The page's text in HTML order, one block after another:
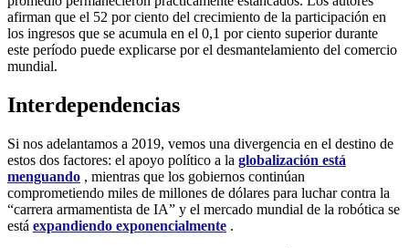
afirman que el 52 por ciento del crecimiento de la participación en
los ingresos que se acumula en el 0,1 por ciento superior durante
este período puede explicarse por el desmantelamiento del comercio
mundial.
Interdependencias
Si nos adelantamos a 2019, vemos una divergencia en el destino de
estos dos factores: el apoyo político a la globalización está
menguando , mientras que los gobiernos continúan
comprometiendo miles de millones de dólares para luchar contra la
“carrera armamentista de IA” y el mercado mundial de la robótica se
está expandiendo exponencialmente .